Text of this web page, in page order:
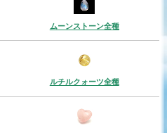
ムーンストーン全種
ルチルクォーツ全種